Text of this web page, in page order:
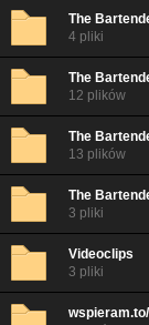
The
4 pliki
The
12 plików
The
13 plików
The
3 pliki
Videoclips
3 pliki